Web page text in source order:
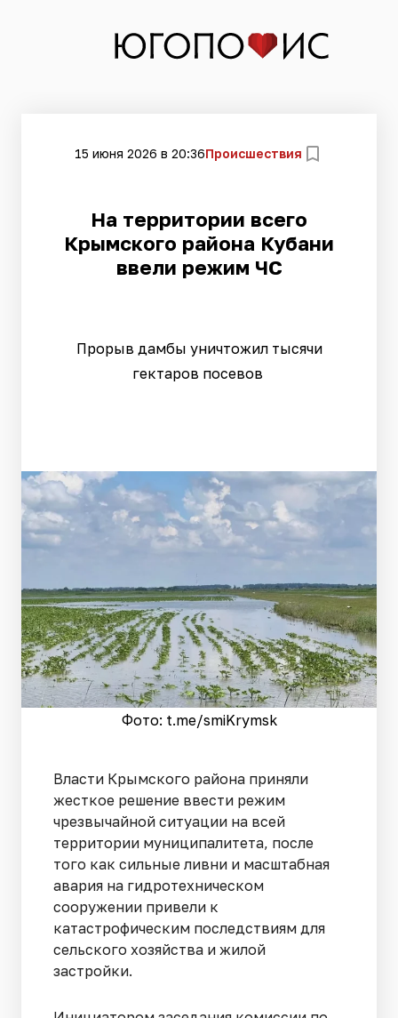
15 июня 2026 в 20:36Происшествия
На территории всего
Крымского района Кубани
ввели режим ЧС
Прорыв дамбы уничтожил тысячи
гектаров посевов
Фото: t.me/smiKrymsk
Власти Крымского района приняли
жесткое решение ввести режим
чрезвычайной ситуации на всей
территории муниципалитета, после
того как сильные ливни и масштабная
авария на гидротехническом
сооружении привели к
катастрофическим последствиям для
сельского хозяйства и жилой
застройки.